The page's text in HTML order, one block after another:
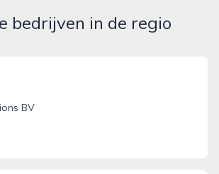
bedrijven in de regio
BV